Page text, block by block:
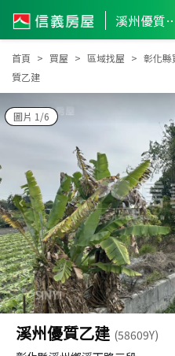
溪州優
首頁 買屋 區域找屋 彰化縣
質乙建
圖片 1/6
溪州優質乙建 (58609Y)